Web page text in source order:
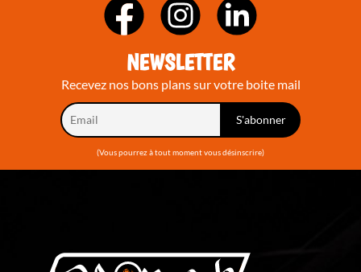
NEWSLETTER
Recevez nos bons plans sur votre boite mail
(Vous pourrez à tout moment vous désinscrire)